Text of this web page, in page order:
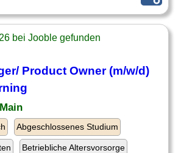
bei Jooble gefunden
Product Owner (m/w/d)
Abgeschlossenes Studium
Betriebliche Altersvorsorge